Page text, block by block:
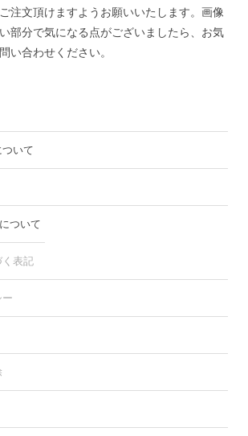
注文頂けますようお願いいたします。画像
部分で気になる点がございましたら、お気
い合わせください。
いて
ついて
く表記